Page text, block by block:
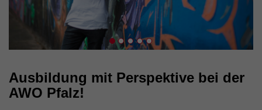
Ausbildung mit Perspektive bei der
AWO Pfalz!